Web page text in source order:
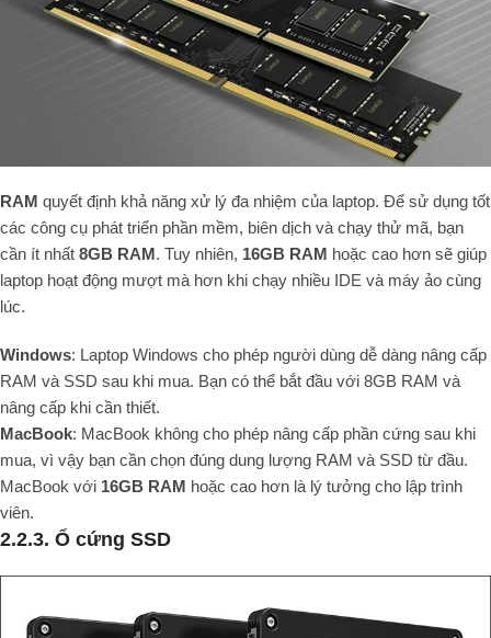
RAM quyết định khả năng xử lý đa nhiệm của laptop. Để sử dụng tốt
các công cụ phát triển phần mềm, biên dịch và chạy thử mã, bạn
cần ít nhất 8GB RAM. Tuy nhiên, 16GB RAM hoặc cao hơn sẽ giúp
laptop hoạt động mượt mà hơn khi chạy nhiều IDE và máy ảo cùng
lúc.
Windows: Laptop Windows cho phép người dùng dễ dàng nâng cấp
RAM và SSD sau khi mua. Bạn có thể bắt đầu với 8GB RAM và
nâng cấp khi cần thiết.
MacBook: MacBook không cho phép nâng cấp phần cứng sau khi
mua, vì vậy bạn cần chọn đúng dung lượng RAM và SSD từ đầu.
MacBook với 16GB RAM hoặc cao hơn là lý tưởng cho lập trình
viên.
2.2.3. Ổ cứng SSD